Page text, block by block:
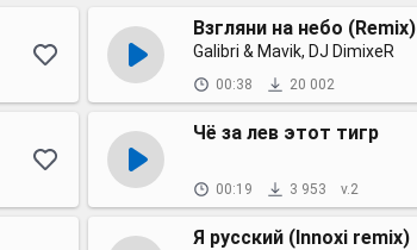
Взгляни на небо (Remix)
Galibri & Mavik, DJ DimixeR
00:38 20 002
Чё за лев этот тигр
00:19 3 953 v.2
Я русский (Innoxi remix)